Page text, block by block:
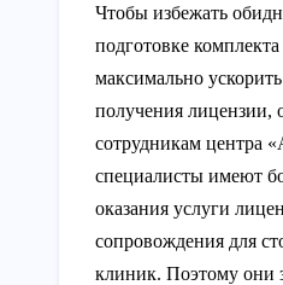
Чтобы избежать
подготовке
максимально
получения лицензии,
сотрудникам центра
специалисты имеют
оказания услуги
сопровождения для
клиник. Поэтому они